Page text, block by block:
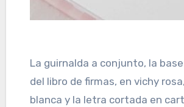
La guirnalda a conjunto, la
del libro de firmas, en vichy
blanca y la letra cortada en